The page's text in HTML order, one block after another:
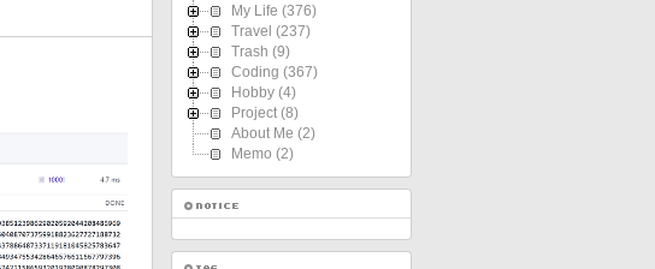
My Life (376)
Travel (237)
Trash (9)
Coding (367)
Hobby (4)
Project (8)
About Me (2)
Memo (2)